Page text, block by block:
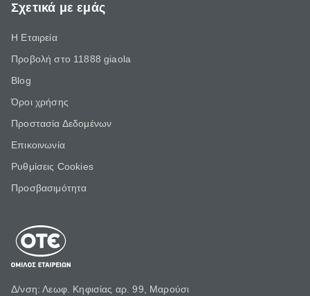
Σχετικά με εμάς
Η Εταιρεία
Προβολή στο 11888 giaola
Blog
Όροι χρήσης
Προστασία Δεδομένων
Επικοινωνία
Ρυθμίσεις Cookies
Προσβασιμότητα
Δ/νση: Λεωφ. Κηφισίας αρ. 99, Μαρούσι